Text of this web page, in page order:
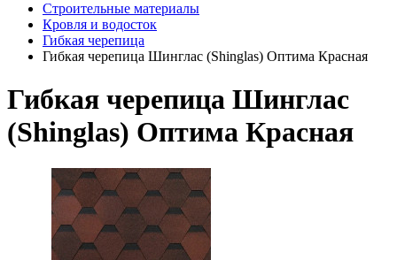
Строительные материалы
Кровля и водосток
Гибкая черепица
Гибкая черепица Шинглас (Shinglas) Оптима Красная
Гибкая черепица Шинглас
(Shinglas) Оптима Красная